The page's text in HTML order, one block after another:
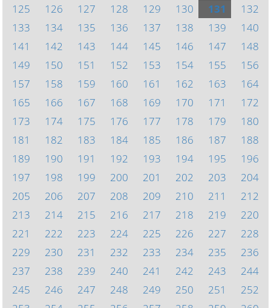
125
126 127 128 129 130 131
132
133
134 135 136 137 138 139
140
141
142 143 144 145 146 147
148
149
150 151 152 153 154 155
156
157
158 159 160 161 162 163
164
165
166 167 168 169 170 171
172
173
174 175 176 177 178 179
180
181
182 183 184 185 186 187
188
189
190 191 192 193 194 195
196
197
198 199 200 201 202 203
204
205
206 207 208 209 210 211
212
213
214 215 216 217 218 219
220
221
222 223 224 225 226 227
228
229
230 231 232 233 234 235
236
237
238 239 240 241 242 243
244
245
246 247 248 249 250 251
252